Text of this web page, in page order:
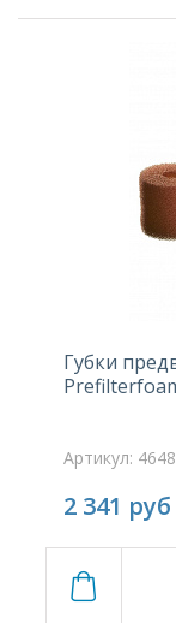
Губки
Артикул:
2 341 руб